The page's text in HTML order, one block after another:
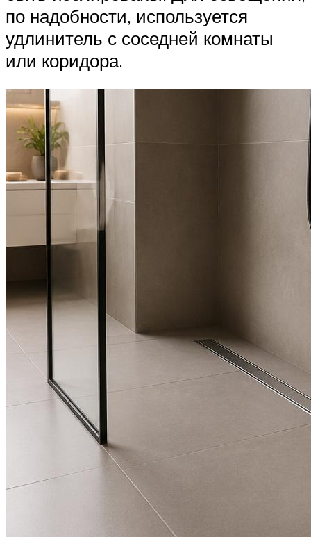
по надобности, используется
удлинитель с соседней комнаты
или коридора.